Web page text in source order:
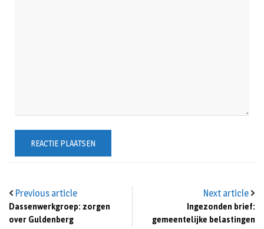
Previous article
Dassenwerkgroep: zorgen
over Guldenberg
Next article
Ingezonden brief:
gemeentelijke belastingen